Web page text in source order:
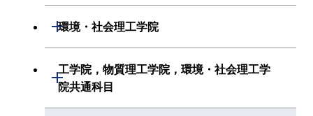
創造プロセス科目
共通専門科目
経営工学系
初年次専門科目
創造プロセス科目
初年次専門科目
共通専門科目
初年次専門科目
創造プロセス科目
生命理工学系
創造プロセス科目
環境・社会理工学院
開閉
建築学系
工学院，物質理工学院，環境・社会理工学
院共通科目
開閉